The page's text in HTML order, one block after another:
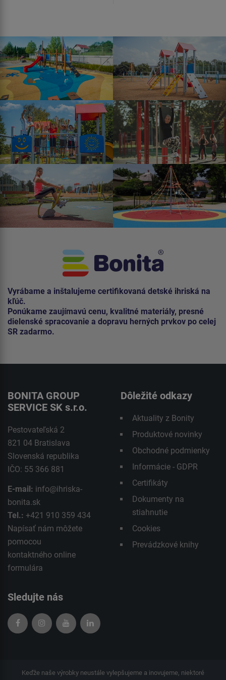
Vyrábame a inštalujeme certifikovaná detské ihriská na
kľúč.
Ponúkame zaujímavú cenu, kvalitné materiály, presné
dielenské spracovanie a dopravu herných prvkov po celej
SR zadarmo.
BONITA GROUP
SERVICE SK s.r.o.
Pestovateľská 2
821 04 Bratislava
Slovenská republika
IČO: 55 366 881
E-mail: info@ihriska-
bonita.sk
Tel.: +421 910 359 434
Napísať nám môžete
pomocou
kontaktného online
formulára
Dôležité odkazy
Aktuality z Bonity
Produktové novinky
Obchodné podmienky
Informácie - GDPR
Certifikáty
Dokumenty na
stiahnutie
Cookies
Prevádzkové knihy
Sledujte nás
Keďže naše výrobky neustále vylepšujeme a inovujeme, niektoré